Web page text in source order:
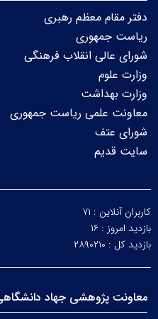
دفتر مقام معظم رهبری
ریاست جمهوری
شورای عالی انقلاب فرهنگی
وزارت علوم
وزارت بهداشت
معاونت علمی ریاست جمهوری
شورای عتف
سایت قدیم
کاربران آنلاین : ۷۱
بازدید امروز : ۱۶
بازدید کل : ۲۸۹۰۲۱۰
معاونت پژوهشی جهاد